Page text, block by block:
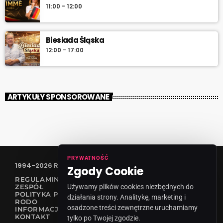
11:00 - 12:00
Biesiada Śląska
12:00 - 17:00
ARTYKUŁY SPONSOROWANE
1994-2026 RADIO VANESSA SPÓŁKA Z O.O
REGULAMIN KONKURSÓW
ZESPÓŁ
POLITYKA PRYWATNOŚCI
RODO
INFORMACJA O NADAWCY
KONTAKT
PRYWATNOŚĆ
Zgody Cookie
Używamy plików cookies niezbędnych do
działania strony. Analitykę, marketing i
osadzone treści zewnętrzne uruchamiamy
tylko po Twojej zgodzie.